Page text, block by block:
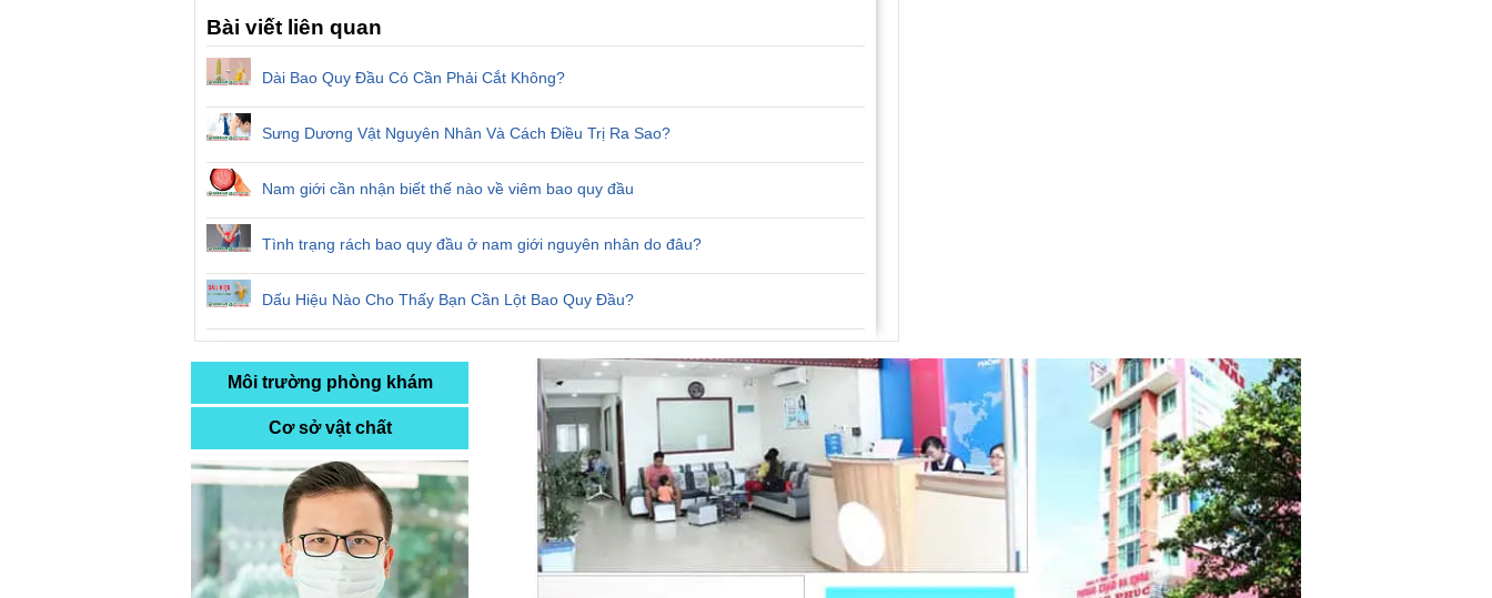
Bài viết liên quan
Dài Bao Quy Đầu Có Cần Phải Cắt Không?
Sưng Dương Vật Nguyên Nhân Và Cách Điều Trị Ra Sao?
Nam giới cần nhận biết thế nào về viêm bao quy đầu
Tình trạng rách bao quy đầu ở nam giới nguyên nhân do đâu?
Dấu Hiệu Nào Cho Thấy Bạn Cần Lột Bao Quy Đầu?
Môi trường phòng khám
Cơ sở vật chất